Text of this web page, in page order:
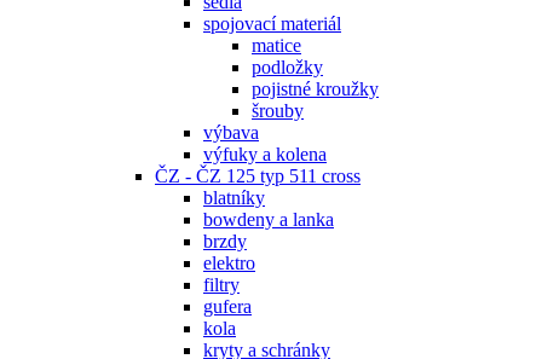
spojovací materiál
matice
podložky
pojistné kroužky
šrouby
výbava
výfuky a kolena
ČZ - ČZ 125 typ 511 cross
blatníky
bowdeny a lanka
brzdy
elektro
filtry
gufera
kola
kryty a schránky